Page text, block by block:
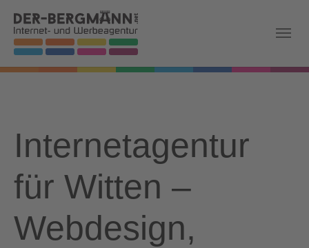
Skip to main navigation
Zum Hauptinhalt springen
Skip to page footer
Internetagentur
für Witten –
Webdesign,